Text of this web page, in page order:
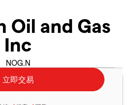
Oil and Gas
Inc
NOG.N